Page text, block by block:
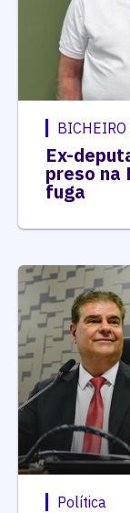
BICHEIRO
Ex-
preso na
fuga
Política